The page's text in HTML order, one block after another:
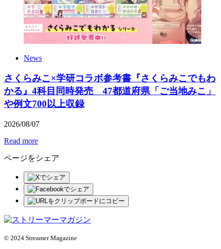
News
さくらみこ×学研コラボ参考書『さくらみこでもわ
かる』4科目同時発売 47都道府県「ご当地みこ」
や例文700以上収録
2026/08/07
Read more
ページをシェア
© 2024 Streamer Magazine